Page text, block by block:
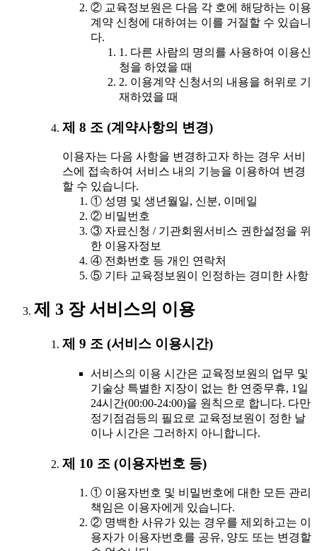
② 교육정보원은 다음 각 호에 해당하는 이용
계약 신청에 대하여는 이를 거절할 수 있습니
다.
1. 다른 사람의 명의를 사용하여 이용신
청을 하였을 때
2. 이용계약 신청서의 내용을 허위로 기
재하였을 때
제 8 조 (계약사항의 변경)
이용자는 다음 사항을 변경하고자 하는 경우 서비
스에 접속하여 서비스 내의 기능을 이용하여 변경
할 수 있습니다.
① 성명 및 생년월일, 신분, 이메일
② 비밀번호
③ 자료신청 / 기관회원서비스 권한설정을 위
한 이용자정보
④ 전화번호 등 개인 연락처
⑤ 기타 교육정보원이 인정하는 경미한 사항
제 3 장 서비스의 이용
제 9 조 (서비스 이용시간)
서비스의 이용 시간은 교육정보원의 업무 및
기술상 특별한 지장이 없는 한 연중무휴, 1일
24시간(00:00-24:00)을 원칙으로 합니다. 다만
정기점검등의 필요로 교육정보원이 정한 날
이나 시간은 그러하지 아니합니다.
제 10 조 (이용자번호 등)
① 이용자번호 및 비밀번호에 대한 모든 관리
책임은 이용자에게 있습니다.
② 명백한 사유가 있는 경우를 제외하고는 이
용자가 이용자번호를 공유, 양도 또는 변경할